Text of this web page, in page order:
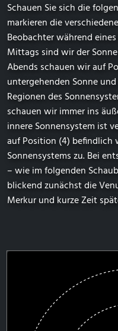
Schauen Sie sich die
markieren die
Beobachter während
Mittags sind wir der
Abends schauen wir auf
untergehenden Sonne
Regionen des
schauen wir immer ins
innere Sonnensystem ist
auf Position (4) befindlich
Sonnensystems zu. Bei
– wie im folgenden
blickend zunächst die
Merkur und kurze Zeit